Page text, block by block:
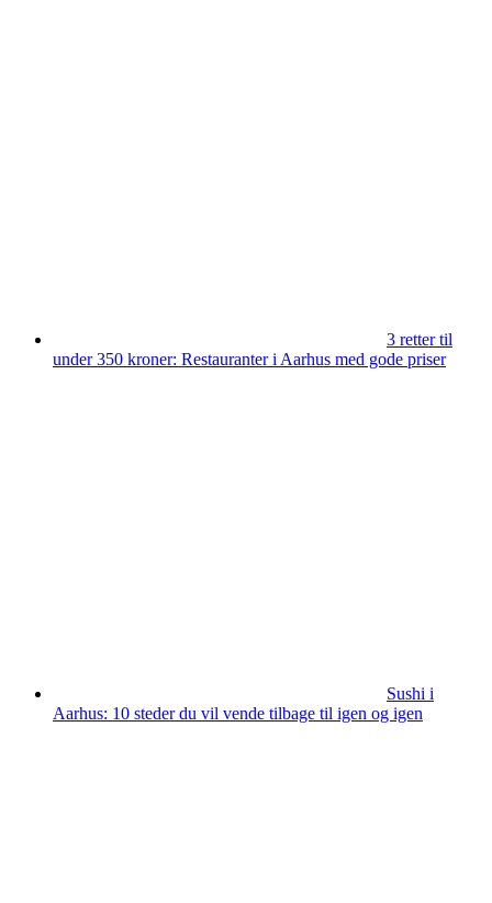
3 retter til
under 350 kroner: Restauranter i Aarhus med gode priser
Sushi i
Aarhus: 10 steder du vil vende tilbage til igen og igen